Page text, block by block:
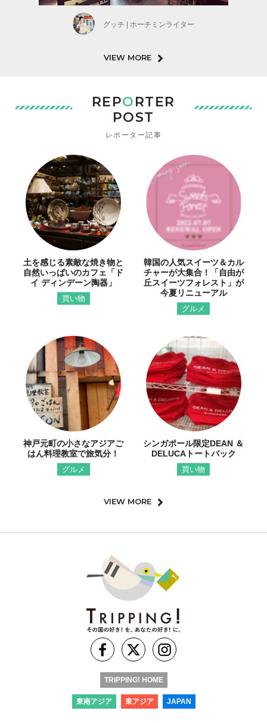
グッチ | ホーチミンライター
VIEW MORE
REPORTER
POST
レポーター記事
土を感じる素敵な焼き物と
自然いっぱいのカフェ「ド
イ ディンデーン陶器」
買い物
韓国の人気スイーツ＆カル
チャーが大集合！「自由が
丘スイーツフォレスト」が
今夏リニューアル
グルメ
神戸元町の小さなアジアご
はん料理教室で旅気分！
グルメ
シンガポール限定DEAN ＆
DELUCAトートバック
買い物
VIEW MORE
TRIPPING! HOME
東南アジア 東アジア JAPAN